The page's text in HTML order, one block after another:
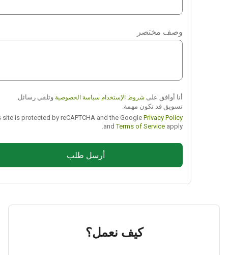
Telegram
وصف مختصر
أنا أوافق علىشروط الإستخدام سياسة الخصوصيةوتلقي رسائل
تسويق قد تكون مهمة.
This site is protected by reCAPTCHA and the Google Privacy Policy
andTerms of Service
أرسل طلب
كيف نعمل؟